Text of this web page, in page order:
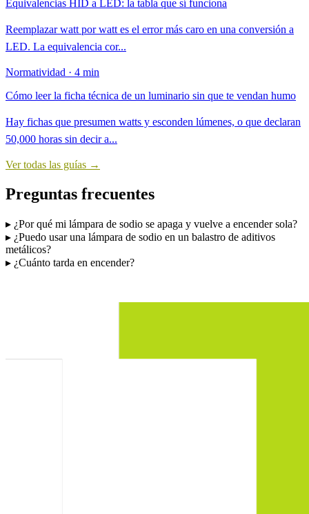
Equivalencias HID a LED: la tabla que sí funciona
Reemplazar watt por watt es el error más caro en una conversión a
LED. La equivalencia cor...
Normatividad · 4 min
Cómo leer la ficha técnica de un luminario sin que te vendan humo
Hay fichas que presumen watts y esconden lúmenes, o que declaran
50,000 horas sin decir a...
Ver todas las guías →
Preguntas frecuentes
▸ ¿Por qué mi lámpara de sodio se apaga y vuelve a encender sola?
▸ ¿Puedo usar una lámpara de sodio en un balastro de aditivos
metálicos?
▸ ¿Cuánto tarda en encender?